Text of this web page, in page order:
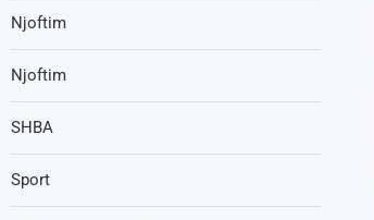
Njoftim
Njoftim
SHBA
Sport